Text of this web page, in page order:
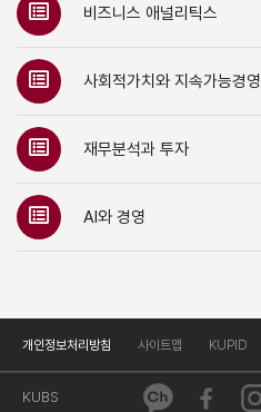
비즈니스 애널리틱스
사회적가치와 지속가능경영
재무분석과 투자
AI와 경영
개인정보처리방침 사이트맵 KUPID
KUBS